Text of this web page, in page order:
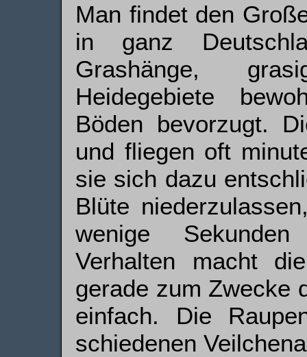
Man findet den
in ganz
Grashänge,
Heidegebiete
Böden bevorzugt.
und fliegen oft
sie sich dazu
Blüte
wenige
Verhalten macht
gerade zum Zwecke
einfach. Die
schiedenen